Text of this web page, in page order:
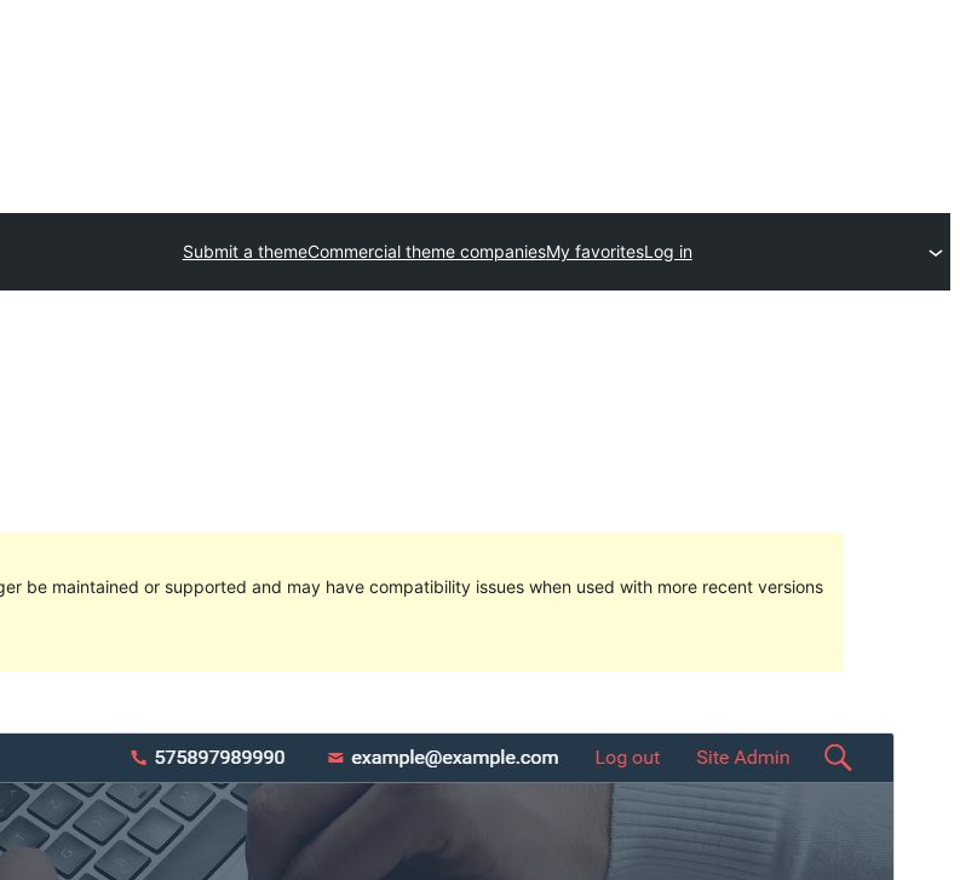
Submit a themeCommercial theme companiesMy favoritesLog in
be maintained or supported and may have compatibility issues when used with more recent versions
మునుజూపు దింపుకోలు
ఏప్రిల్ 3, 2017